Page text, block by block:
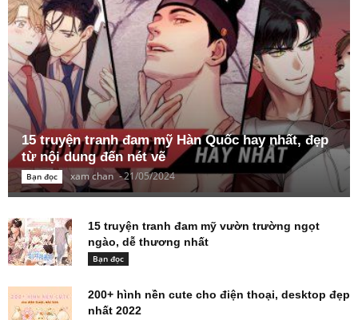
15 truyện tranh đam mỹ Hàn Quốc hay nhất, đẹp
từ nội dung đến nét vẽ
Bạn đọc xam chan -21/05/2024
15 truyện tranh đam mỹ vườn trường ngọt
ngào, dễ thương nhất
Bạn đọc
200+ hình nền cute cho điện thoại, desktop đẹp
nhất 2022